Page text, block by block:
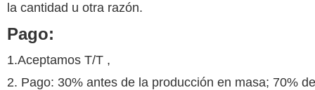
la cantidad u otra razón.
Pago:
1.Aceptamos T/T ,
2. Pago: 30% antes de la producción en masa; 70%